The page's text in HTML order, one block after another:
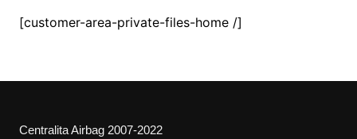
[customer-area-private-files-home /]
Centralita Airbag 2007-2022